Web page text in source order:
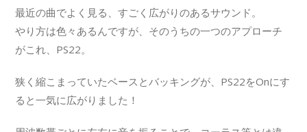
最近の曲でよく見る、すごく広がりのあるサウンド。
やり方は色々あるんですが、そのうちの一つのアプローチ
がこれ、PS22。
狭く縮こまっていたベースとバッキングが、PS22をOnにす
ると一気に広がりました！